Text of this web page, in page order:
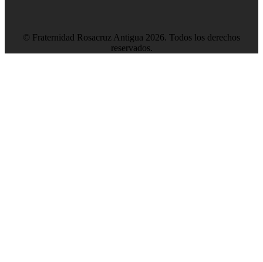
© Fraternidad Rosacruz Antigua 2026. Todos los derechos
reservados.